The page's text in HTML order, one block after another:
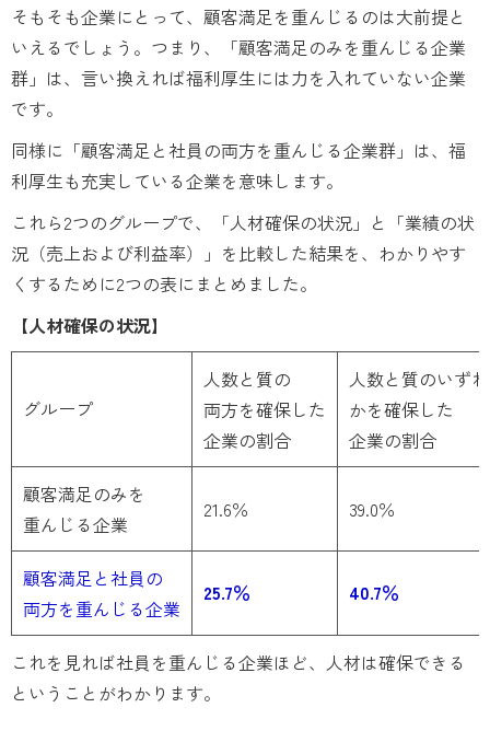
そもそも企業にとって、顧客満足を重んじるのは大前提と
いえるでしょう。つまり、「顧客満足のみを重んじる企業
群」は、言い換えれば福利厚生には力を入れていない企業
です。
同様に「顧客満足と社員の両方を重んじる企業群」は、福
利厚生も充実している企業を意味します。
これら2つのグループで、「人材確保の状況」と「業績の状
況（売上および利益率）」を比較した結果を、わかりやす
くするために2つの表にまとめました。
【人材確保の状況】
グループ
人数と質の
両方を確保した
企業の割合
人数と質のいずれ
かを確保した
企業の割合
顧客満足のみを
重んじる企業
21.6％ 39.0％
顧客満足と社員の
両方を重んじる企業
25.7％ 40.7％
これを見れば社員を重んじる企業ほど、人材は確保できる
ということがわかります。